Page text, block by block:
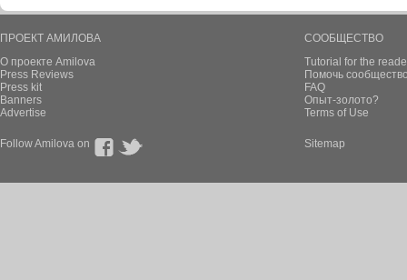
ПРОЕКТ АМИЛОВА
О проекте Amilova
Press Reviews
Press kit
Banners
Advertise
СООБЩЕСТВО
Tutorial for the
Помочь
FAQ
Опыт-золото?
Terms of Use
Follow Amilova on Sitemap